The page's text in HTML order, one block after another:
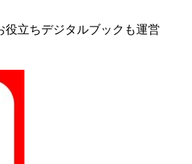
立ちデジタルブックも運営